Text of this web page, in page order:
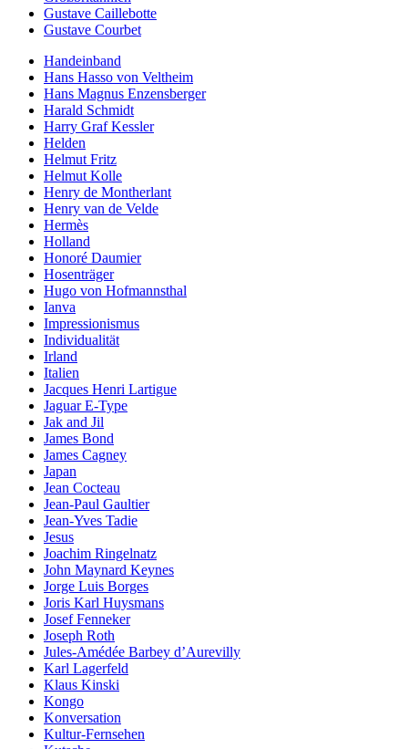
Gustave Caillebotte
Gustave Courbet
Handeinband
Hans Hasso von Veltheim
Hans Magnus Enzensberger
Harald Schmidt
Harry Graf Kessler
Helden
Helmut Fritz
Helmut Kolle
Henry de Montherlant
Henry van de Velde
Hermès
Holland
Honoré Daumier
Hosenträger
Hugo von Hofmannsthal
Ianva
Impressionismus
Individualität
Irland
Italien
Jacques Henri Lartigue
Jaguar E-Type
Jak and Jil
James Bond
James Cagney
Japan
Jean Cocteau
Jean-Paul Gaultier
Jean-Yves Tadie
Jesus
Joachim Ringelnatz
John Maynard Keynes
Jorge Luis Borges
Joris Karl Huysmans
Josef Fenneker
Joseph Roth
Jules-Amédée Barbey d’Aurevilly
Karl Lagerfeld
Klaus Kinski
Kongo
Konversation
Kultur-Fernsehen